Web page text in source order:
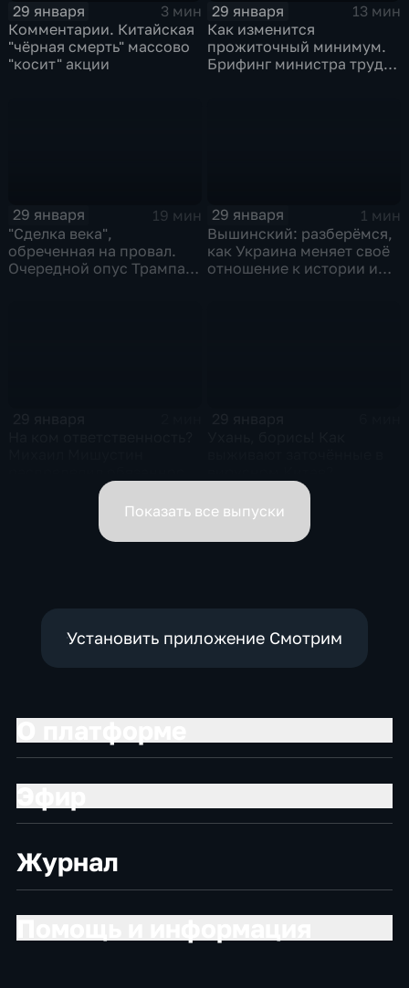
29 января
3 мин
Комментарии. Китайская
"чёрная смерть" массово
"косит" акции
29 января
13 мин
Как изменится
прожиточный минимум.
Брифинг министра труда
29 января
19 мин
"Сделка века",
обреченная на провал.
Очередной опус Трампа.
29 января
1 мин
Вышинский: разберёмся,
как Украина меняет своё
отношение к истории и
вице-премьеров
Показать все выпуски
Установить приложение Смотрим
Журнал